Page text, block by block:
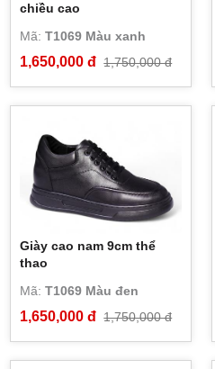
chiều cao
Mã:T1069 Màu xanh
1,650,000 đ 1,750,000 đ
Giày cao nam 9cm thể
thao
Mã:T1069 Màu đen
1,650,000 đ 1,750,000 đ